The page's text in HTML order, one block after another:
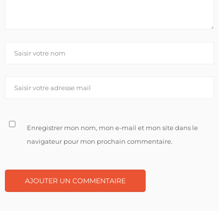
Enregistrer mon nom, mon e-mail et mon site dans le
navigateur pour mon prochain commentaire.